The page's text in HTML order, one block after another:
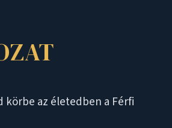
körbe az életedben a Férfi